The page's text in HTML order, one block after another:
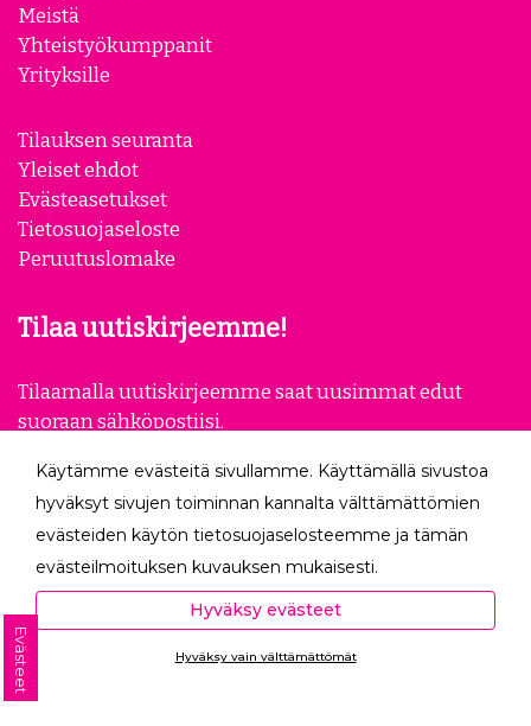
Meistä
Yhteistyökumppanit
Yrityksille
Tilauksen seuranta
Yleiset ehdot
Evästeasetukset
Tietosuojaseloste
Peruutuslomake
Tilaa uutiskirjeemme!
Tilaamalla uutiskirjeemme saat uusimmat edut
suoraan sähköpostiisi.
Seuraa meitä
Käytämme evästeitä sivullamme. Käyttämällä sivustoa
hyväksyt sivujen toiminnan kannalta välttämättömien
evästeiden käytön tietosuojaselosteemme ja tämän
evästeilmoituksen kuvauksen mukaisesti.
Hyväksyessäsi analytiikka- ja markkinointievästeet
autat meitä mittaamaan ja analysoimaan
verkkosivumme toimintaa ja käyttöä (Analytiikka ja
Hyväksy evästeet
Hyväksy vain välttämättömät
Evästeet